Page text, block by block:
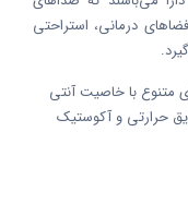
درمانی، استراحتی
با خاصیت آنتی
حرارتی و آکوستیک